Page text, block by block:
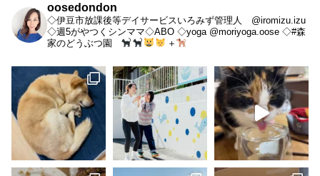
oosedondon
◇伊豆市放課後等デイサービスいろみず管理人 @iromizu.izu
◇週5がやつくシンママ◇ABO ◇yoga @moriyoga.oose ◇#森
家のどうぶつ園
＋